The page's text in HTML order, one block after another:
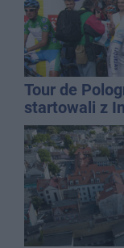
Tour de
startowali z